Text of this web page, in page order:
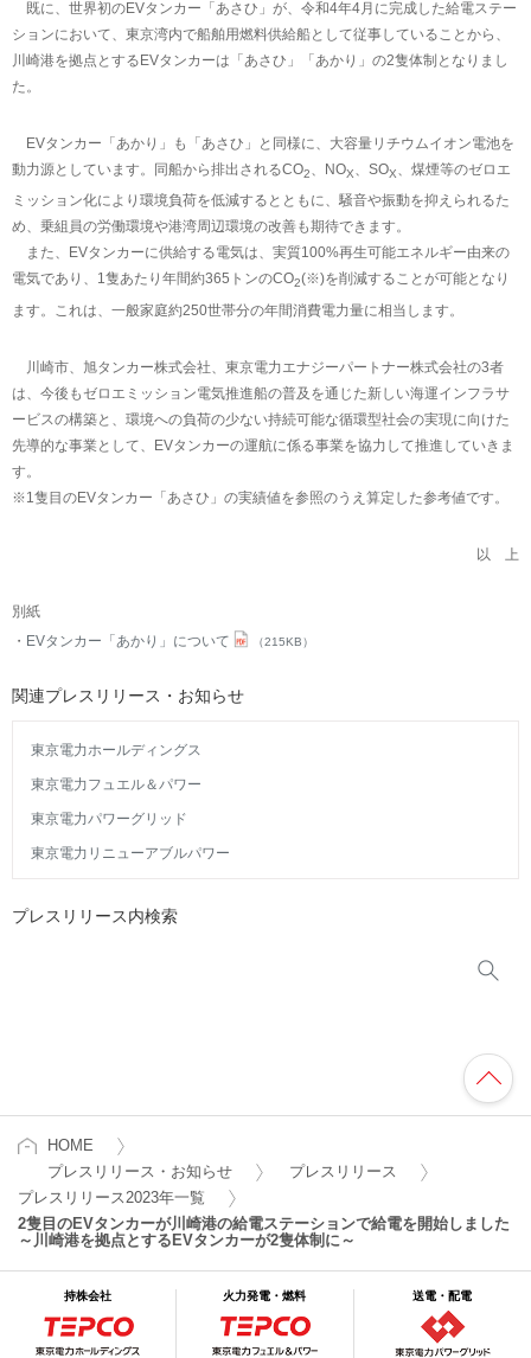
既に、世界初のEVタンカー「あさひ」が、令和4年4月に完成した給電ステー
ションにおいて、東京湾内で船舶用燃料供給船として従事していることから、
川崎港を拠点とするEVタンカーは「あさひ」「あかり」の2隻体制となりまし
た。
EVタンカー「あかり」も「あさひ」と同様に、大容量リチウムイオン電池を
動力源としています。同船から排出されるCO2、NOX、SOX、煤煙等のゼロエ
ミッション化により環境負荷を低減するとともに、騒音や振動を抑えられるた
め、乗組員の労働環境や港湾周辺環境の改善も期待できます。
また、EVタンカーに供給する電気は、実質100%再生可能エネルギー由来の
電気であり、1隻あたり年間約365トンのCO2(※)を削減することが可能となり
ます。これは、一般家庭約250世帯分の年間消費電力量に相当します。
川崎市、旭タンカー株式会社、東京電力エナジーパートナー株式会社の3者
は、今後もゼロエミッション電気推進船の普及を通じた新しい海運インフラサ
ービスの構築と、環境への負荷の少ない持続可能な循環型社会の実現に向けた
先導的な事業として、EVタンカーの運航に係る事業を協力して推進していきま
す。
※1隻目のEVタンカー「あさひ」の実績値を参照のうえ算定した参考値です。
以 上
別紙
EVタンカー「あかり」について
（215KB）
関連プレスリリース・お知らせ
東京電力ホールディングス
東京電力フュエル＆パワー
東京電力パワーグリッド
東京電力リニューアブルパワー
プレスリリース内検索
HOME
プレスリリース・お知らせ
プレスリリース
プレスリリース2023年一覧
2隻目のEVタンカーが川崎港の給電ステーションで給電を開始しました
～川崎港を拠点とするEVタンカーが2隻体制に～
持株会社 火力発電・燃料 送電・配電